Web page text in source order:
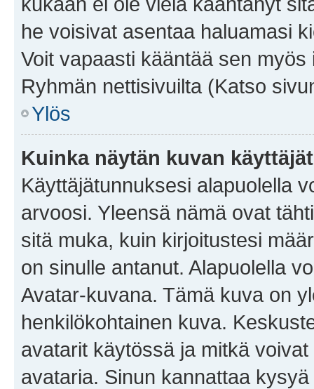
he voisivat asentaa haluamasi
Voit vapaasti kääntää sen
Ryhmän nettisivuilta (Katso
Ylös
Kuinka näytän kuvan
Käyttäjätunnuksesi alapuolella
arvoosi. Yleensä nämä ovat
sitä muka, kuin kirjoitustesi
on sinulle antanut. Alapuolella
Avatar-kuvana. Tämä kuva on
henkilökohtainen kuva.
avatarit käytössä ja mitkä
avataria. Sinun kannattaa